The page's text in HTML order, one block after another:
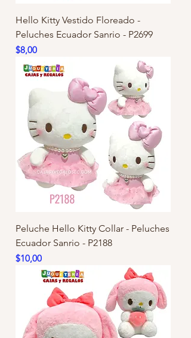
Hello Kitty Vestido Floreado -
Peluches Ecuador Sanrio - P2699
Precio
$8,00
Peluche Hello Kitty Collar - Peluches
Ecuador Sanrio - P2188
Precio
$10,00